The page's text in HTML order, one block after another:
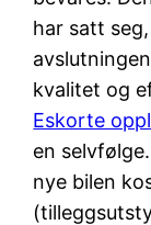
har satt
kvalitet og
Eskorte
en
nye bilen